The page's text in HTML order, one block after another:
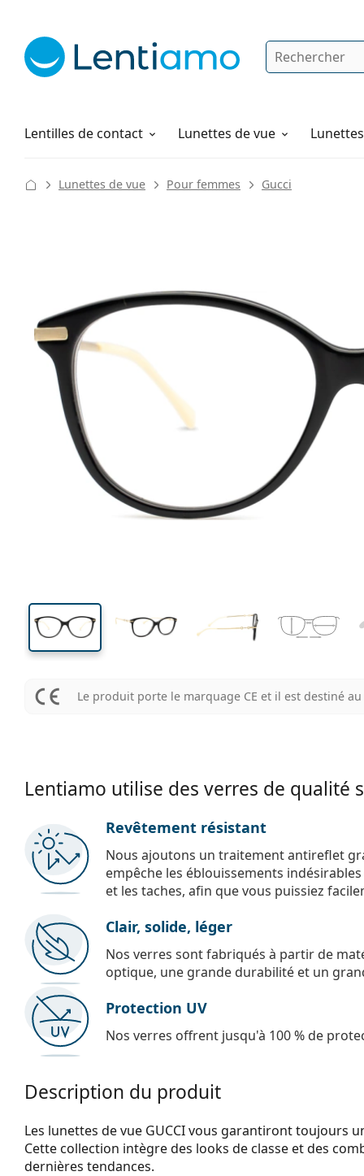
Rechercher
Lentilles de contact
Solutions Lunettes de vue
Comment commander
Lunettes de vue Pour femmes Gucci
Largeur des verres
44 mm
Largeur des verres Largeur des verres
Largeur
des verres
Le produit porte le marquage CE et il est destiné
Lentiamo utilise des verres de qualité
Revêtement résistant
Nous ajoutons un traitement antireflet
empêche les éblouissements
et les taches, afin que vous puissiez
Clair, solide, léger
Nos verres sont fabriqués à partir de
optique, une grande durabilité et un
Protection UV
Nos verres offrent jusqu'à 100 % de
Description du produit
Les lunettes de vue GUCCI vous garantiront toujours
Cette collection intègre des looks de classe et des
dernières tendances.